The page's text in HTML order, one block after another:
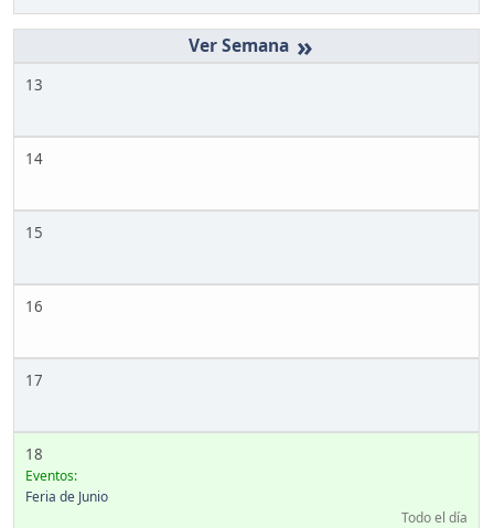
»
13
14
15
16
17
18
Eventos:
Feria de Junio
Todo el día